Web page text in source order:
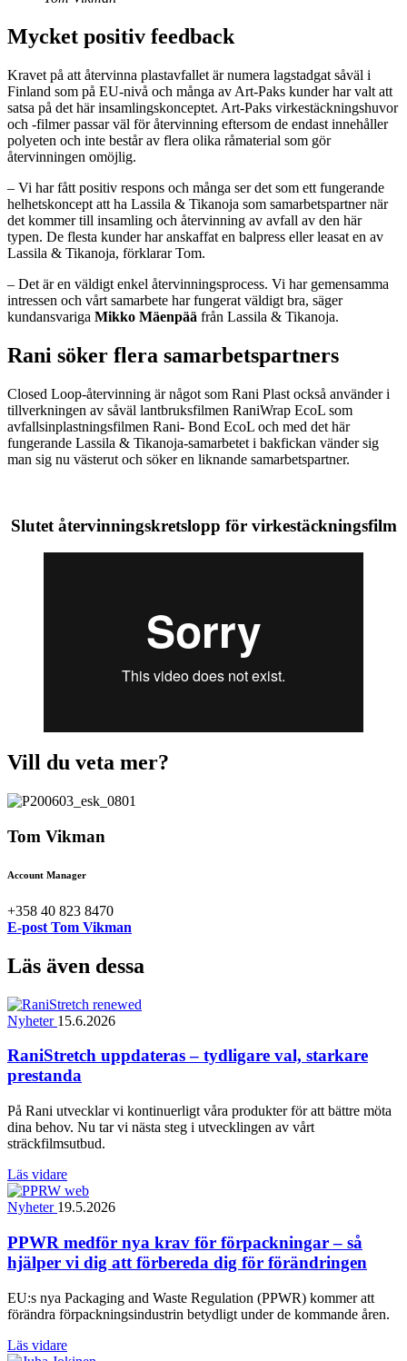
Mycket positiv feedback
Kravet på att återvinna plastavfallet är numera lagstadgat såväl i
Finland som på EU-nivå och många av Art-Paks kunder har valt att
satsa på det här insamlingskonceptet. Art-Paks virkestäckningshuvor
och -filmer passar väl för återvinning eftersom de endast innehåller
polyeten och inte består av flera olika råmaterial som gör
återvinningen omöjlig.
– Vi har fått positiv respons och många ser det som ett fungerande
helhetskoncept att ha Lassila & Tikanoja som samarbetspartner när
det kommer till insamling och återvinning av avfall av den här
typen. De flesta kunder har anskaffat en balpress eller leasat en av
Lassila & Tikanoja, förklarar Tom.
– Det är en väldigt enkel återvinningsprocess. Vi har gemensamma
intressen och vårt samarbete har fungerat väldigt bra, säger
kundansvariga Mikko Mäenpää från Lassila & Tikanoja.
Rani söker flera samarbetspartners
Closed Loop-återvinning är något som Rani Plast också använder i
tillverkningen av såväl lantbruksfilmen RaniWrap EcoL som
avfallsinplastningsfilmen Rani- Bond EcoL och med det här
fungerande Lassila & Tikanoja-samarbetet i bakfickan vänder sig
man sig nu västerut och söker en liknande samarbetspartner.
Slutet återvinningskretslopp för virkestäckningsfilm
Vill du veta mer?
Tom Vikman
Account Manager
+358 40 823 8470
E-post Tom Vikman
Läs även dessa
Nyheter 15.6.2026
RaniStretch uppdateras – tydligare val, starkare
prestanda
På Rani utvecklar vi kontinuerligt våra produkter för att bättre möta
dina behov. Nu tar vi nästa steg i utvecklingen av vårt
sträckfilmsutbud.
Läs vidare
Nyheter 19.5.2026
PPWR medför nya krav för förpackningar – så
hjälper vi dig att förbereda dig för förändringen
EU:s nya Packaging and Waste Regulation (PPWR) kommer att
förändra förpackningsindustrin betydligt under de kommande åren.
Läs vidare